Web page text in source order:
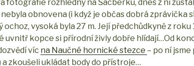
fotografie rozhledny na Šacberku, dnes z ní
obnovena (i když je občas dobrá zprávička
vysoká byla 27 m. Její předchůdkyně z
uvnitř kopce si přírodní živly dobře hlídají…Od
víc na Naučné hornické stezce – po ní jsme
a zkoušeli ukládat body do přístroje…